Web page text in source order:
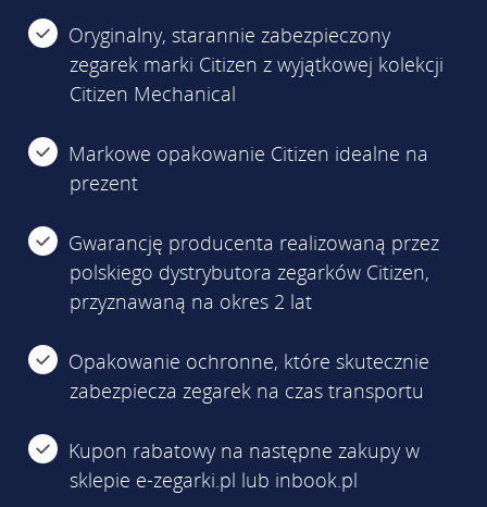
Oryginalny, starannie zabezpieczony
zegarek marki Citizen z wyjątkowej kolekcji
Citizen Mechanical
Markowe opakowanie Citizen idealne na
prezent
Gwarancję producenta realizowaną przez
polskiego dystrybutora zegarków Citizen,
przyznawaną na okres 2 lat
Opakowanie ochronne, które skutecznie
zabezpiecza zegarek na czas transportu
Kupon rabatowy na następne zakupy w
sklepie e-zegarki.pl lub inbook.pl